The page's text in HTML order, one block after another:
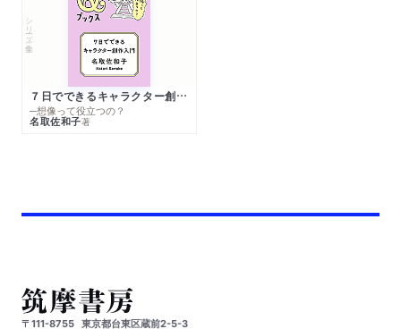
シリーズ・全集
７日でできるキャラクター創作入門
─想像って役立つの？
名取佐和子著
〒111-8755 東京都台東区蔵前2-5-3